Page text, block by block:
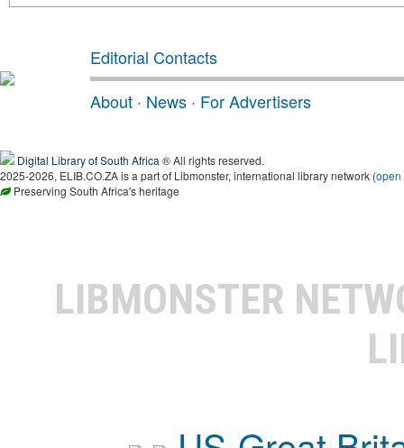
Editorial Contacts
About · News · For Advertisers
Digital Library of South Africa ® All rights reserved.
2025-2026, ELIB.CO.ZA is a part of Libmonster, international library network (open
Preserving South Africa's heritage
LIBMONSTER